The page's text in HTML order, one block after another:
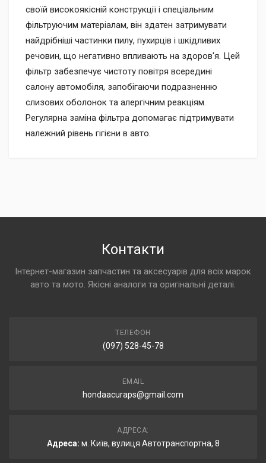
своїй високоякісній конструкції і спеціальним
фільтруючим матеріалам, він здатен затримувати
найдрібніші частинки пилу, пухирців і шкідливих
речовин, що негативно впливають на здоров'я. Цей
фільтр забезпечує чистоту повітря всередині
салону автомобіля, запобігаючи подразненню
слизових оболонок та алергічним реакціям.
Регулярна заміна фільтра допомагає підтримувати
належний рівень гігієни в авто.
Контакти
Інтернет-магазин запчастин та аксесуарів для всіх марок
авто та мото. Якісні аналоги та оригінальні деталі.
ТЕЛЕФОН
(097) 528-45-78
EMAIL
hondaacuraps@gmail.com
АДРЕСА:
Адреса: м. Київ, вулиця Автотранспортна, 8